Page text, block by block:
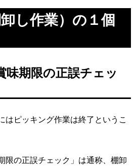
し作業）の１個
味期限の正誤チェッ
はピッキング作業は終了というこ
限の正誤チェック」は通称、棚卸